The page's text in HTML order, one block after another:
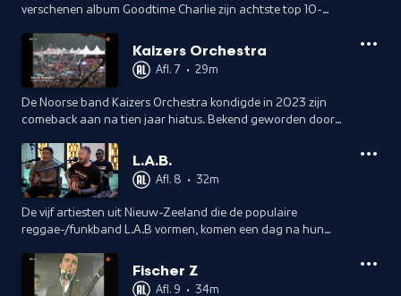
verschenen album Goodtime Charlie zijn achtste top 10-
Kaizers Orchestra
Afl. 7 • 29m
De Noorse band Kaizers Orchestra kondigde in 2023 zijn
comeback aan na tien jaar hiatus. Bekend geworden door
andere kant zien.
L.A.B.
Afl. 8 • 32m
De vijf artiesten uit Nieuw-Zeeland die de populaire
reggae-/funkband L.A.B vormen, komen een dag na hun
liedjes te spelen van L.A.B VI.Fischer Z
Afl. 9 • 34m